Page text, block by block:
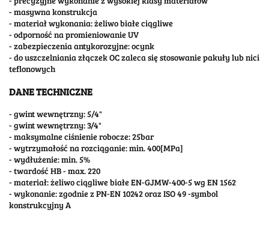
- masywna konstrukcja
- materiał wykonania: żeliwo białe ciągliwe
- odporność na promieniowanie UV
- zabezpieczenia antykorozyjne: ocynk
- do uszczelniania złączek OC zaleca się stosowanie pakuły lub nici
teflonowych
DANE TECHNICZNE
- gwint wewnętrzny: 5/4"
- gwint wewnętrzny: 3/4"
- maksymalne ciśnienie robocze: 25bar
- wytrzymałość na rozciąganie: min. 400[MPa]
- wydłużenie: min. 5%
- twardość HB - max. 220
- materiał: żeliwo ciągliwe białe EN-GJMW-400-5 wg EN 1562
- wykonanie: zgodnie z PN-EN 10242 oraz ISO 49 -symbol
konstrukcyjny A